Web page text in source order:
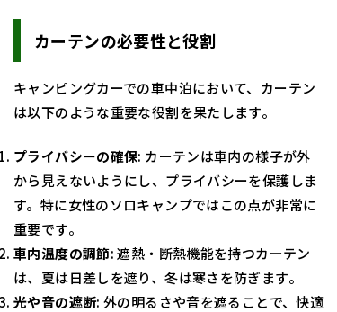
カーテンの必要性と役割
キャンピングカーでの車中泊において、カーテン
は以下のような重要な役割を果たします。
プライバシーの確保: カーテンは車内の様子が外
から見えないようにし、プライバシーを保護しま
す。特に女性のソロキャンプではこの点が非常に
重要です。
車内温度の調節: 遮熱・断熱機能を持つカーテン
は、夏は日差しを遮り、冬は寒さを防ぎます。
光や音の遮断: 外の明るさや音を遮ることで、快適